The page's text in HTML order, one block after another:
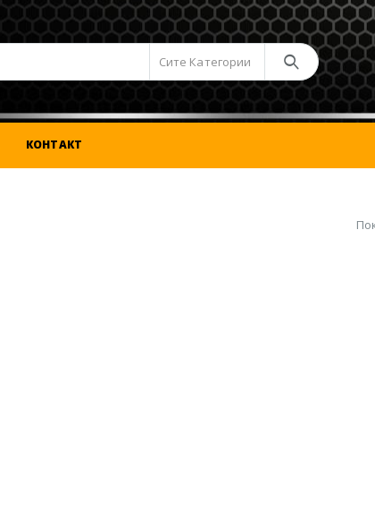
Сите Категории
КОНТАКТ